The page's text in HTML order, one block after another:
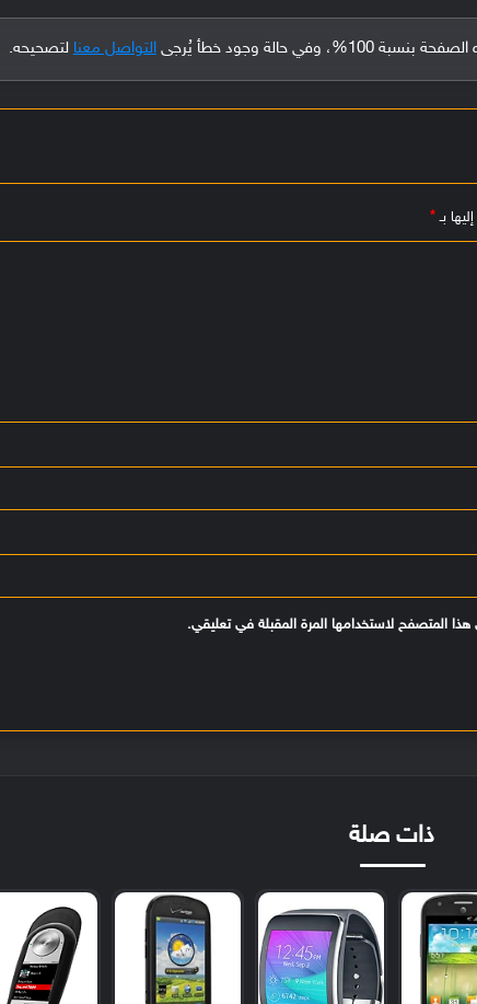
حالة وجود خطأ يُرجى التواصل معنا لتصحيحه.
بـ*
المتصفح لاستخدامها المرة المقبلة في تعليقي.
ذات صلة